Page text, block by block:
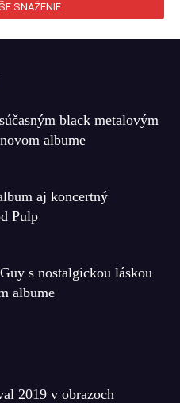
SNAŽENIE
black metalovým
albume
aj koncertný
Pulp
s nostalgickou láskou
albume
2019 v obrazoch